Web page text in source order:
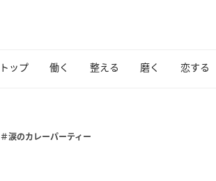
トップ 働く 整える 磨く 恋する
＃涙のカレーパーティー